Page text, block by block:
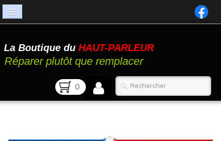
Catalogue
Atelier
La Boutique du HAUT-PARLEUR
Réparer plutôt que remplacer
0